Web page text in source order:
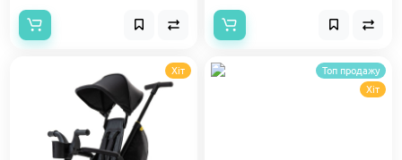
Хіт
Топ продажу
Хіт